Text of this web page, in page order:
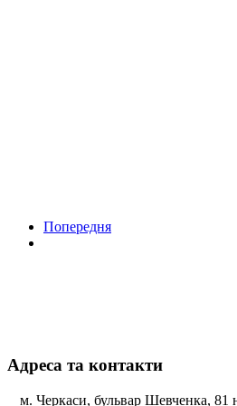
Попередня
Адреса та контакти
м. Черкаси, бульвар Шевченка, 81